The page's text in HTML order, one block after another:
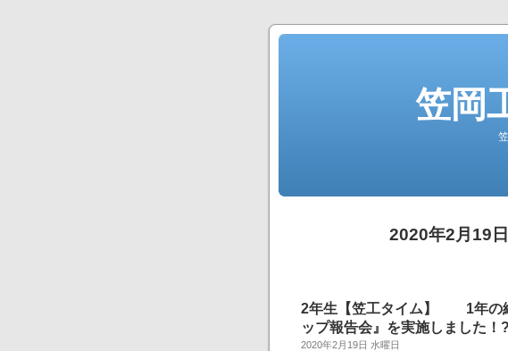
笠岡
2020年2月19
2年生【笠工タイム】 1年の
ップ報告会』を実施しました
2020年2月19日 水曜日